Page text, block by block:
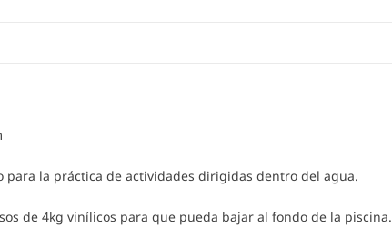
para la práctica de actividades dirigidas dentro del agua.
de 4kg vinílicos para que pueda bajar al fondo de la piscina.